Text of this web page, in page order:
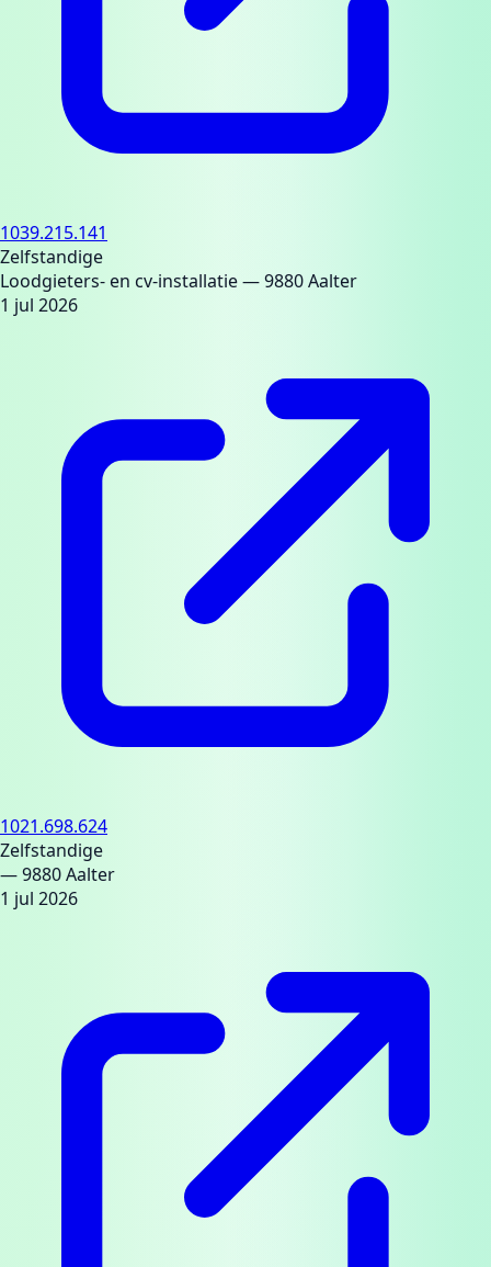
1039.215.141
Zelfstandige
Loodgieters- en cv-installatie— 9880 Aalter
1 jul 2026
1021.698.624
Zelfstandige
— 9880 Aalter
1 jul 2026